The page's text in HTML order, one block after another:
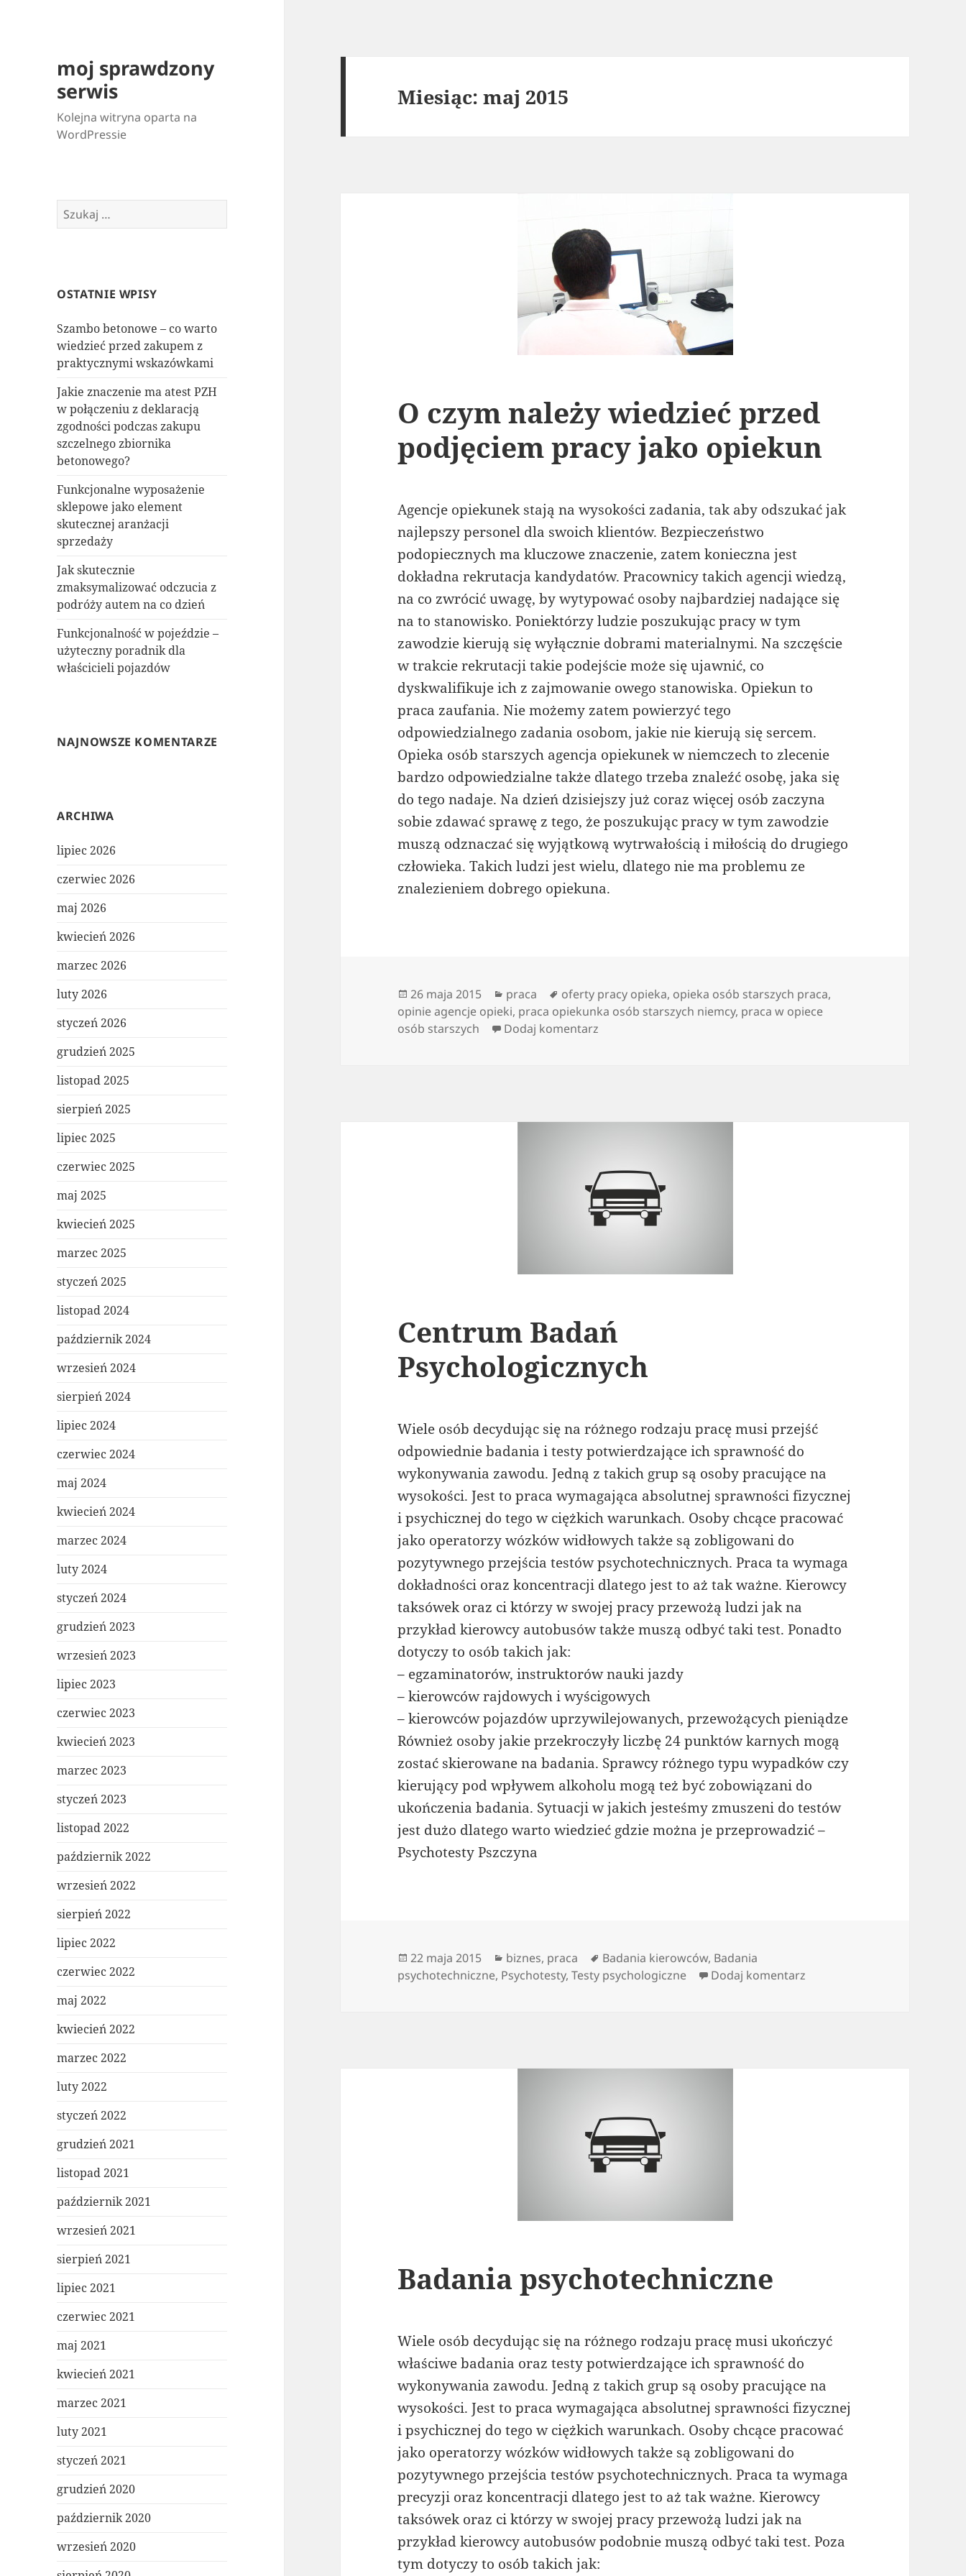
moj sprawdzony
serwis
Kolejna witryna oparta na
WordPressie
Szukaj:
OSTATNIE WPISY
Szambo betonowe – co warto
wiedzieć przed zakupem z
praktycznymi wskazówkami
Jakie znaczenie ma atest PZH
w połączeniu z deklaracją
zgodności podczas zakupu
szczelnego zbiornika
betonowego?
Funkcjonalne wyposażenie
sklepowe jako element
skutecznej aranżacji
sprzedaży
Jak skutecznie
zmaksymalizować odczucia z
podróży autem na co dzień
Funkcjonalność w pojeździe –
użyteczny poradnik dla
właścicieli pojazdów
NAJNOWSZE KOMENTARZE
ARCHIWA
lipiec 2026
czerwiec 2026
maj 2026
kwiecień 2026
marzec 2026
luty 2026
styczeń 2026
grudzień 2025
listopad 2025
sierpień 2025
lipiec 2025
czerwiec 2025
maj 2025
kwiecień 2025
marzec 2025
styczeń 2025
listopad 2024
październik 2024
wrzesień 2024
sierpień 2024
lipiec 2024
czerwiec 2024
maj 2024
kwiecień 2024
marzec 2024
luty 2024
styczeń 2024
grudzień 2023
wrzesień 2023
lipiec 2023
czerwiec 2023
kwiecień 2023
marzec 2023
styczeń 2023
listopad 2022
październik 2022
wrzesień 2022
sierpień 2022
lipiec 2022
czerwiec 2022
maj 2022
kwiecień 2022
marzec 2022
luty 2022
styczeń 2022
grudzień 2021
listopad 2021
październik 2021
wrzesień 2021
sierpień 2021
lipiec 2021
czerwiec 2021
maj 2021
kwiecień 2021
marzec 2021
luty 2021
styczeń 2021
grudzień 2020
październik 2020
wrzesień 2020
Miesiąc:maj 2015
O czym należy wiedzieć przed
podjęciem pracy jako opiekun
Agencje opiekunek stają na wysokości zadania, tak aby odszukać jak
najlepszy personel dla swoich klientów. Bezpieczeństwo
podopiecznych ma kluczowe znaczenie, zatem konieczna jest
dokładna rekrutacja kandydatów. Pracownicy takich agencji wiedzą,
na co zwrócić uwagę, by wytypować osoby najbardziej nadające się
na to stanowisko. Poniektórzy ludzie poszukując pracy w tym
zawodzie kierują się wyłącznie dobrami materialnymi. Na szczęście
w trakcie rekrutacji takie podejście może się ujawnić, co
dyskwalifikuje ich z zajmowanie owego stanowiska. Opiekun to
praca zaufania. Nie możemy zatem powierzyć tego
odpowiedzialnego zadania osobom, jakie nie kierują się sercem.
Opieka osób starszych agencja opiekunek w niemczech to zlecenie
bardzo odpowiedzialne także dlatego trzeba znaleźć osobę, jaka się
do tego nadaje. Na dzień dzisiejszy już coraz więcej osób zaczyna
sobie zdawać sprawę z tego, że poszukując pracy w tym zawodzie
muszą odznaczać się wyjątkową wytrwałością i miłością do drugiego
człowieka. Takich ludzi jest wielu, dlatego nie ma problemu ze
znalezieniem dobrego opiekuna.
Data
publikacji
26 maja 2015 Kategorie
praca Tagi
oferty pracy opieka, opieka osób starszych praca,
opinie agencje opieki, praca opiekunka osób starszych niemcy, praca w opiece
osób starszych
Dodaj komentarz
Centrum Badań
Psychologicznych
Wiele osób decydując się na różnego rodzaju pracę musi przejść
odpowiednie badania i testy potwierdzające ich sprawność do
wykonywania zawodu. Jedną z takich grup są osoby pracujące na
wysokości. Jest to praca wymagająca absolutnej sprawności fizycznej
i psychicznej do tego w ciężkich warunkach. Osoby chcące pracować
jako operatorzy wózków widłowych także są zobligowani do
pozytywnego przejścia testów psychotechnicznych. Praca ta wymaga
dokładności oraz koncentracji dlatego jest to aż tak ważne. Kierowcy
taksówek oraz ci którzy w swojej pracy przewożą ludzi jak na
przykład kierowcy autobusów także muszą odbyć taki test. Ponadto
dotyczy to osób takich jak:
– egzaminatorów, instruktorów nauki jazdy
– kierowców rajdowych i wyścigowych
– kierowców pojazdów uprzywilejowanych, przewożących pieniądze
Również osoby jakie przekroczyły liczbę 24 punktów karnych mogą
zostać skierowane na badania. Sprawcy różnego typu wypadków czy
kierujący pod wpływem alkoholu mogą też być zobowiązani do
ukończenia badania. Sytuacji w jakich jesteśmy zmuszeni do testów
jest dużo dlatego warto wiedzieć gdzie można je przeprowadzić –
Psychotesty Pszczyna
Data
publikacji
22 maja 2015 Kategorie
biznes, praca Tagi
Badania kierowców, Badania
psychotechniczne, Psychotesty,Testy psychologiczne Dodaj komentarz
Badania psychotechniczne
Wiele osób decydując się na różnego rodzaju pracę musi ukończyć
właściwe badania oraz testy potwierdzające ich sprawność do
wykonywania zawodu. Jedną z takich grup są osoby pracujące na
wysokości. Jest to praca wymagająca absolutnej sprawności fizycznej
i psychicznej do tego w ciężkich warunkach. Osoby chcące pracować
jako operatorzy wózków widłowych także są zobligowani do
pozytywnego przejścia testów psychotechnicznych. Praca ta wymaga
precyzji oraz koncentracji dlatego jest to aż tak ważne. Kierowcy
taksówek oraz ci którzy w swojej pracy przewożą ludzi jak na
przykład kierowcy autobusów podobnie muszą odbyć taki test. Poza
tym dotyczy to osób takich jak: